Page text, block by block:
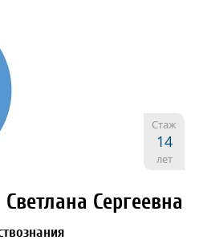
Стаж
14
лет
Сергеевна